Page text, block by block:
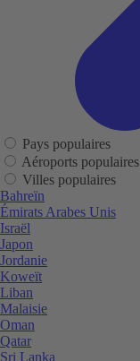
Pays populaires
Aéroports populaires
Villes populaires
Bahreïn
Émirats Arabes Unis
Israël
Japon
Jordanie
Koweït
Liban
Malaisie
Oman
Qatar
Sri Lanka